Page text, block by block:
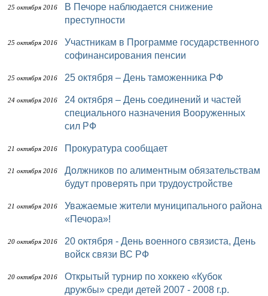
25 октября 2016
В Печоре наблюдается снижение
преступности
25 октября 2016
Участникам в Программе государственного
софинансирования пенсии
25 октября 2016 25 октября – День таможенника РФ
24 октября 2016
24 октября – День соединений и частей
специального назначения Вооруженных
сил РФ
21 октября 2016 Прокуратура сообщает
21 октября 2016
Должников по алиментным обязательствам
будут проверять при трудоустройстве
21 октября 2016
Уважаемые жители муниципального района
«Печора»!
20 октября 2016
20 октября - День военного связиста, День
войск связи ВС РФ
20 октября 2016
Открытый турнир по хоккею «Кубок
дружбы» среди детей 2007 - 2008 г.р.